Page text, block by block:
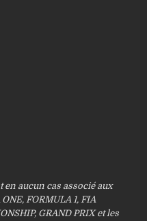
en aucun cas associé aux
FORMULA 1, FIA
GRAND PRIX et les